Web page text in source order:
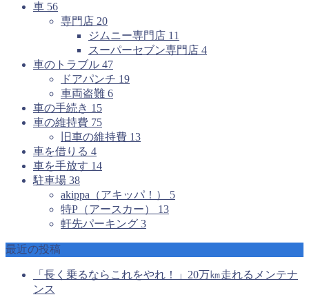
車 56
専門店 20
ジムニー専門店 11
スーパーセブン専門店 4
車のトラブル 47
ドアパンチ 19
車両盗難 6
車の手続き 15
車の維持費 75
旧車の維持費 13
車を借りる 4
車を手放す 14
駐車場 38
akippa（アキッパ！） 5
特P（アースカー） 13
軒先パーキング 3
最近の投稿
「長く乗るならこれをやれ！」20万㎞走れるメンテナ
ンス